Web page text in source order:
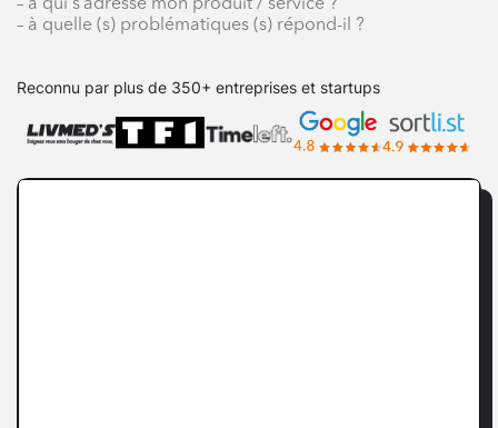
– à qui s’adresse mon produit / service ?
– à quelle (s) problématiques (s) répond-il ?
Reconnu par plus de 350+ entreprises et startups